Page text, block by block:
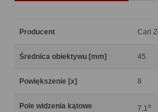
Producent Carl
Średnica obiektywu [mm] 45
Powiększenie [x] 8
Pole widzenia kątowe 7.1o